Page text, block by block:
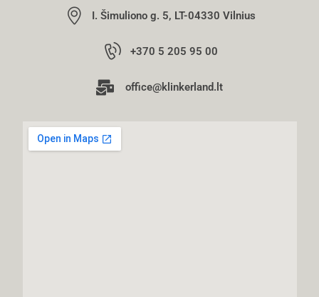
I. Šimuliono g. 5, LT-04330 Vilnius
+370 5 205 95 00
office@klinkerland.lt